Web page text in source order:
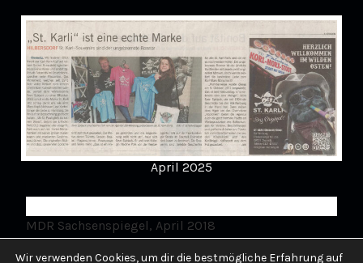
April 2025
MDR Sachsenspiegel, April 2018
Wir verwenden Cookies, um dir die bestmögliche Erfahrung auf